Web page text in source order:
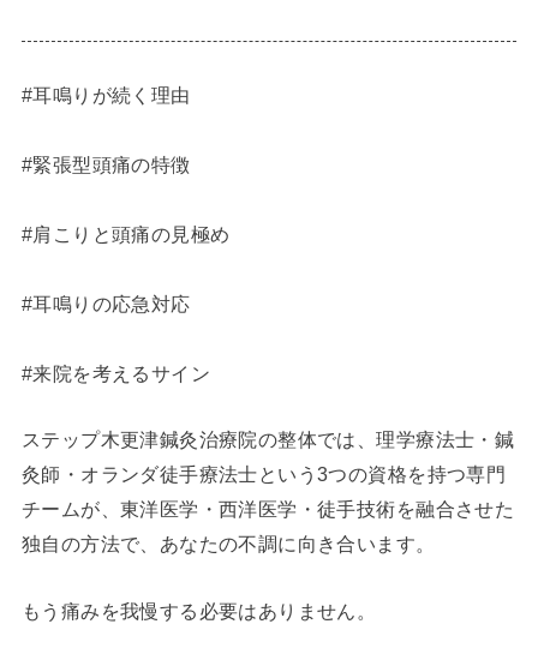
#耳鳴りが続く理由
#緊張型頭痛の特徴
#肩こりと頭痛の見極め
#耳鳴りの応急対応
#来院を考えるサイン
ステップ木更津鍼灸治療院の整体では、理学療法士・鍼
灸師・オランダ徒手療法士という3つの資格を持つ専門
チームが、東洋医学・西洋医学・徒手技術を融合させた
独自の方法で、あなたの不調に向き合います。
もう痛みを我慢する必要はありません。